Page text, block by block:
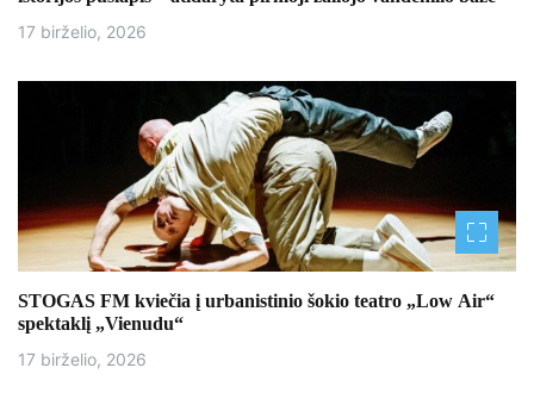
17 birželio, 2026
STOGAS FM kviečia į urbanistinio šokio teatro „Low Air“
spektaklį „Vienudu“
17 birželio, 2026